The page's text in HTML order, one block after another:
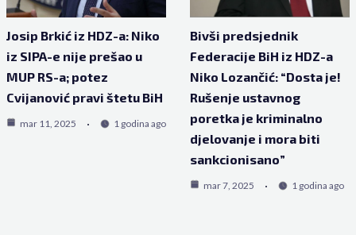
Josip Brkić iz HDZ-a: Niko
iz SIPA-e nije prešao u
MUP RS-a; potez
Cvijanović pravi štetu BiH
mar 11, 2025 1 godina ago
Bivši predsjednik
Federacije BiH iz HDZ-a
Niko Lozančić: “Dosta je!
Rušenje ustavnog
poretka je kriminalno
djelovanje i mora biti
sankcionisano”
mar 7, 2025 1 godina ago